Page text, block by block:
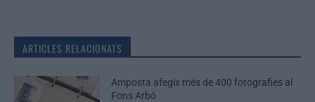
ARTICLES RELACIONATS
Amposta afegix més de 400 fotografies al
Fons Arbó